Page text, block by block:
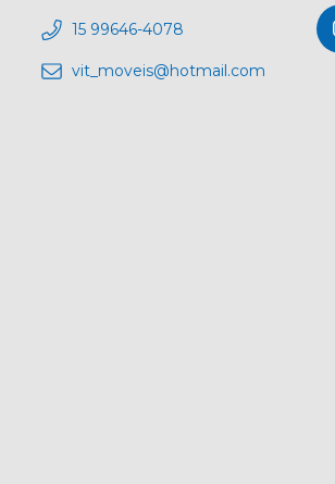
15 99646-4078
vit_moveis@hotmail.com